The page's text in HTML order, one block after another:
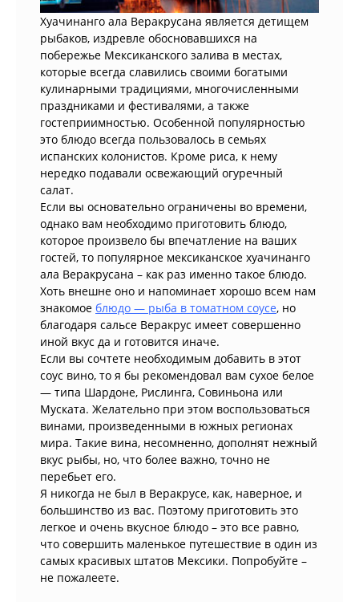
Хуачинанго ала Веракрусана является детищем
рыбаков, издревле обосновавшихся на
побережье Мексиканского залива в местах,
которые всегда славились своими богатыми
кулинарными традициями, многочисленными
праздниками и фестивалями, а также
гостеприимностью. Особенной популярностью
это блюдо всегда пользовалось в семьях
испанских колонистов. Кроме риса, к нему
нередко подавали освежающий огуречный
салат.
Если вы основательно ограничены во времени,
однако вам необходимо приготовить блюдо,
которое произвело бы впечатление на ваших
гостей, то популярное мексиканское хуачинанго
ала Веракрусана – как раз именно такое блюдо.
Хоть внешне оно и напоминает хорошо всем нам
знакомое блюдо — рыба в томатном соусе, но
благодаря сальсе Веракрус имеет совершенно
иной вкус да и готовится иначе.
Если вы сочтете необходимым добавить в этот
соус вино, то я бы рекомендовал вам сухое белое
— типа Шардоне, Рислинга, Совиньона или
Муската. Желательно при этом воспользоваться
винами, произведенными в южных регионах
мира. Такие вина, несомненно, дополнят нежный
вкус рыбы, но, что более важно, точно не
перебьет его.
Я никогда не был в Веракрусе, как, наверное, и
большинство из вас. Поэтому приготовить это
легкое и очень вкусное блюдо – это все равно,
что совершить маленькое путешествие в один из
самых красивых штатов Мексики. Попробуйте –
не пожалеете.